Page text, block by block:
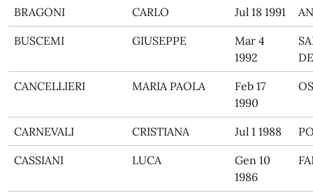
BRAGONI CARLO Jul 18 1991
BUSCEMI GIUSEPPE
Mar 4
1992
CANCELLIERI MARIA PAOLA
Feb 17
1990
CARNEVALI CRISTIANA Jul 1 1988
CASSIANI LUCA
Gen 10
1986